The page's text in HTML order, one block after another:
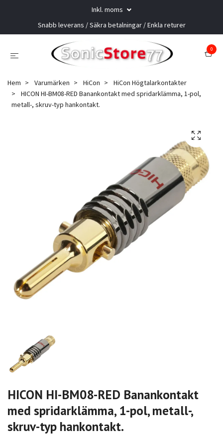
Inkl. moms
Snabb leverans / Säkra betalningar / Enkla returer
0
Hem Varumärken HiCon
HiCon Högtalarkontakter
HICON HI-BM08-RED Banankontakt med spridarklämma, 1-pol,
metall-, skruv-typ hankontakt.
HICON HI-BM08-RED Banankontakt
med spridarklämma, 1-pol, metall-,
skruv-typ hankontakt.